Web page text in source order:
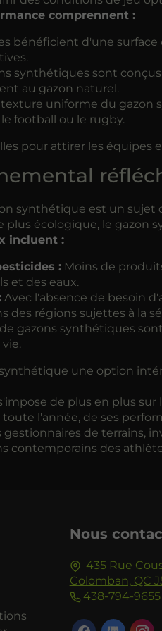
comprennent :
bénéficient d'une
synthétiques sont
au gazon naturel.
texture uniforme du gazon
football ou le rugby.
pour attirer les équipes
synthétique est un sujet
écologique, le gazon
incluent :
: Moins de
et des eaux.
Avec l'absence de besoin
des régions sujettes à la
gazons synthétiques
une option
de plus en plus sur
l'année, de ses
de terrains,
contemporains des
Nous
435 Rue
Colomban, QC
438-794-9655